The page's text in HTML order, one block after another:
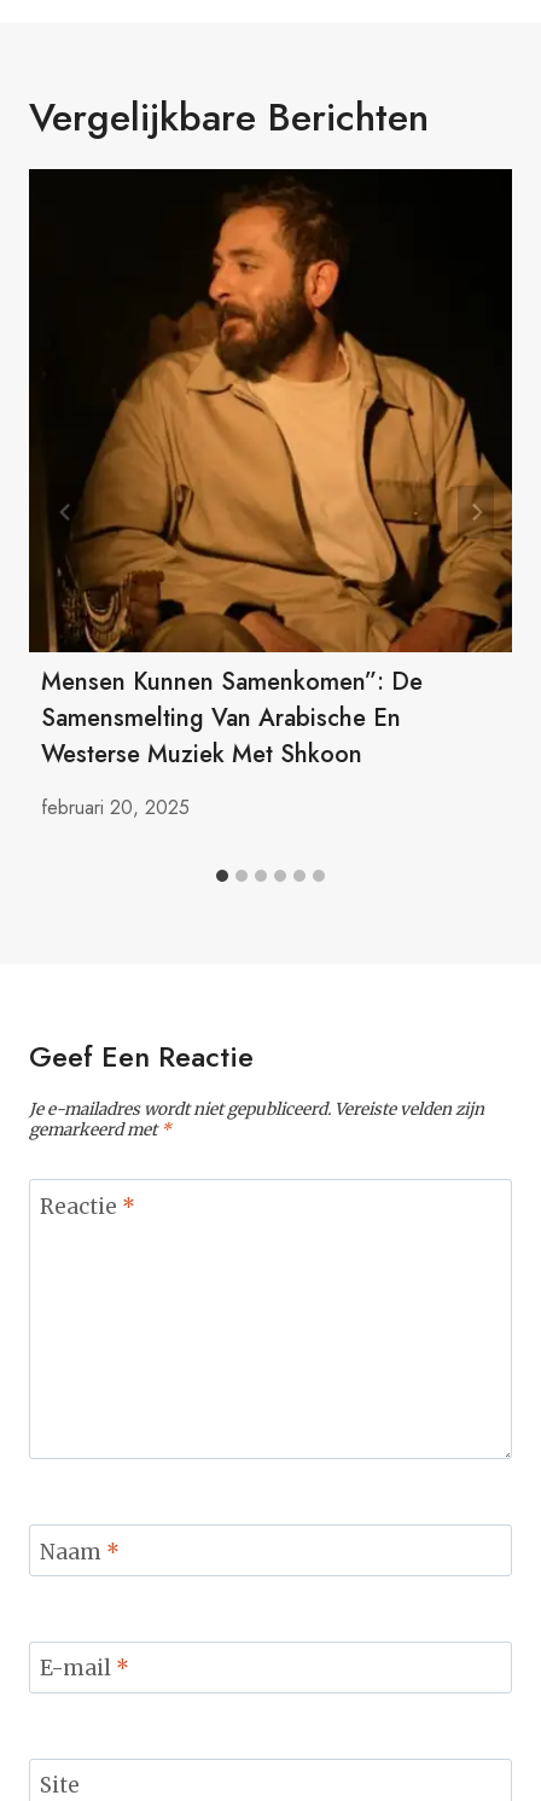
Vergelijkbare Berichten
Mensen Kunnen Samenkomen”: De
Samensmelting Van Arabische En
Westerse Muziek Met Shkoon
februari 20, 2025
Geef Een Reactie
Je e-mailadres wordt niet gepubliceerd. Vereiste velden zijn
gemarkeerd met*
Reactie *
Naam *
E-mail *
Site